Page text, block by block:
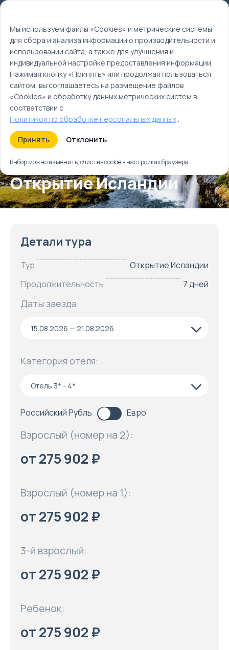
Главная
Туры
Открытие Исландии
Открытие Исландии
Детали тура
Тур
Открытие Исландии
Продолжительность
7 дней
Даты заезда:
15.08.2026 — 21.08.2026
Категория отеля:
Отель 3* - 4*
Российский Рубль Евро
Взрослый (номер на 2):
от 275 902 ₽
Взрослый (номер на 1):
от 275 902 ₽
3-й взрослый:
от 275 902 ₽
Ребенок:
от 275 902 ₽
Мы используем файлы «Cookies» и метрические системы
для сбора и анализа информации о производительности и
использовании сайта, а также для улучшения и
индивидуальной настройке предоставления информации.
Нажимая кнопку «Принять» или продолжая пользоваться
сайтом, вы соглашаетесь на размещение файлов
«Cookies» и обработку данных метрических систем в
соответствии с
Политикой по обработке персональных данных.
Принять Отклонить
Выбор можно изменить, очистив cookie в настройках браузера.